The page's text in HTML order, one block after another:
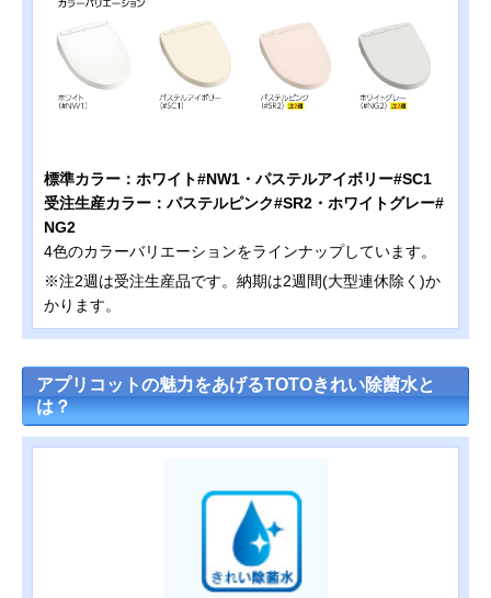
標準カラー：ホワイト#NW1・パステルアイボリー#SC1
受注生産カラー：パステルピンク#SR2・ホワイトグレー#
NG2
4色のカラーバリエーションをラインナップしています。
※注2週は受注生産品です。納期は2週間(大型連休除く)か
かります。
アプリコットの魅力をあげるTOTOきれい除菌水と
は？